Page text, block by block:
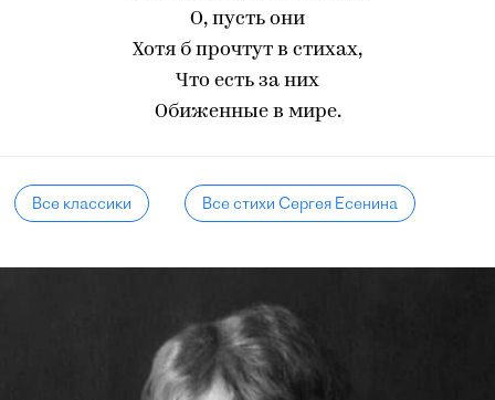
О, пусть они
Хотя б прочтут в стихах,
Что есть за них
Обиженные в мире.
Все классики Все стихи Сергея Есенина